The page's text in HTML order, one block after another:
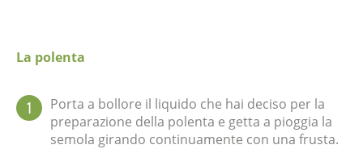
La polenta
1
Porta a bollore il liquido che hai deciso per la
preparazione della polenta e getta a pioggia la
semola girando continuamente con una frusta.